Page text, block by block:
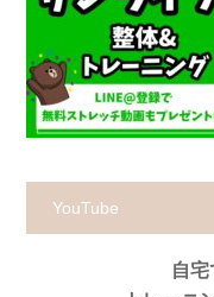
YouTube
自